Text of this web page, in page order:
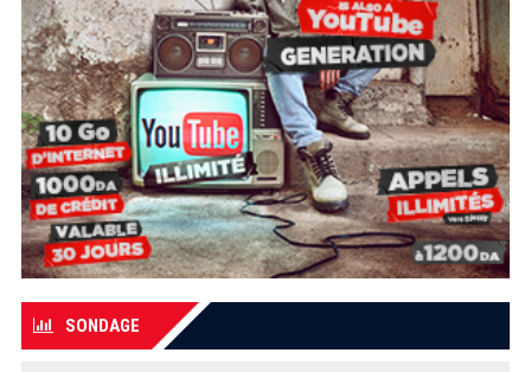
SONDAGE